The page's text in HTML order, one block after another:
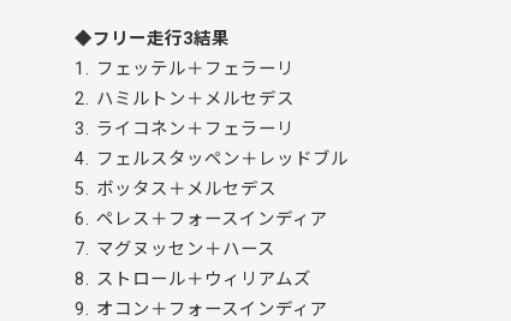
◆フリー走行3結果
1. フェッテル＋フェラーリ
2. ハミルトン＋メルセデス
3. ライコネン＋フェラーリ
4. フェルスタッペン＋レッドブル
5. ボッタス＋メルセデス
6. ペレス＋フォースインディア
7. マグヌッセン＋ハース
8. ストロール＋ウィリアムズ
9. オコン＋フォースインディア